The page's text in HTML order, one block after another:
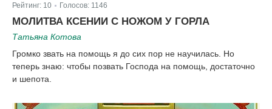
Рейтинг: 10 Голосов: 1146
МОЛИТВА КСЕНИИ С НОЖОМ У ГОРЛА
Татьяна Котова
Громко звать на помощь я до сих пор не научилась. Но
теперь знаю: чтобы позвать Господа на помощь, достаточно
и шепота.